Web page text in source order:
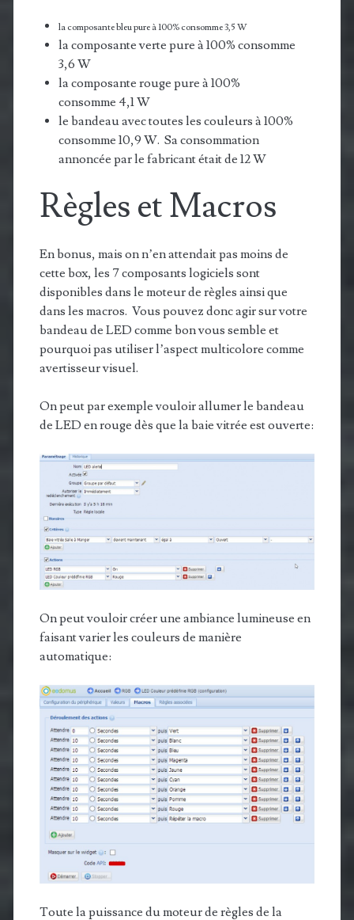
la composante bleu pure à 100% consomme 3,5 W
la composante verte pure à 100% consomme
3,6 W
la composante rouge pure à 100%
consomme 4,1 W
le bandeau avec toutes les couleurs à 100%
consomme 10,9 W. Sa consommation
annoncée par le fabricant était de 12 W
Règles et Macros
En bonus, mais on n’en attendait pas moins de
cette box, les 7 composants logiciels sont
disponibles dans le moteur de règles ainsi que
dans les macros. Vous pouvez donc agir sur votre
bandeau de LED comme bon vous semble et
pourquoi pas utiliser l’aspect multicolore comme
avertisseur visuel.
On peut par exemple vouloir allumer le bandeau
de LED en rouge dès que la baie vitrée est ouverte:
On peut vouloir créer une ambiance lumineuse en
faisant varier les couleurs de manière
automatique:
Toute la puissance du moteur de règles de la